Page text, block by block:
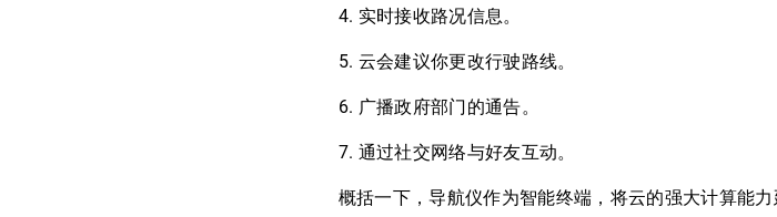
4. 实时接收路况信息。
5. 云会建议你更改行驶路线。
6. 广播政府部门的通告。
7. 通过社交网络与好友互动。
概括一下，导航仪作为智能终端，将云的强大计算能力